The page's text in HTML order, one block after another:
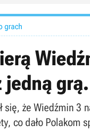
grach
jedną
się, że Wiedźmin
co dało Polakom